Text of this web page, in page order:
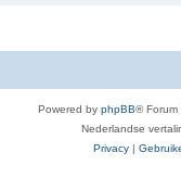
Powered by phpBB® Forum
Nederlandse
Privacy |